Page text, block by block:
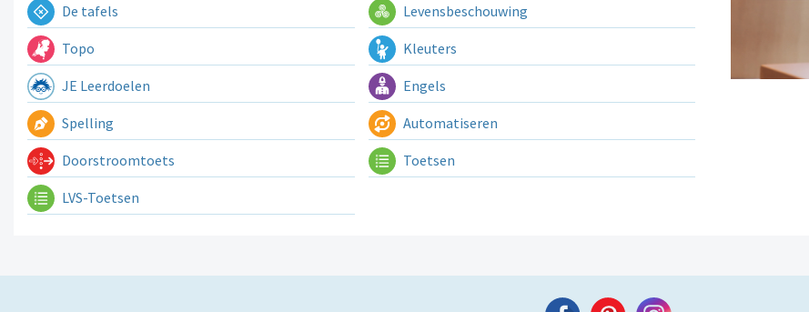
De tafels Levensbeschouwing
Topo Kleuters
JE Leerdoelen Engels
Spelling Automatiseren
Doorstroomtoets Toetsen
LVS-Toetsen